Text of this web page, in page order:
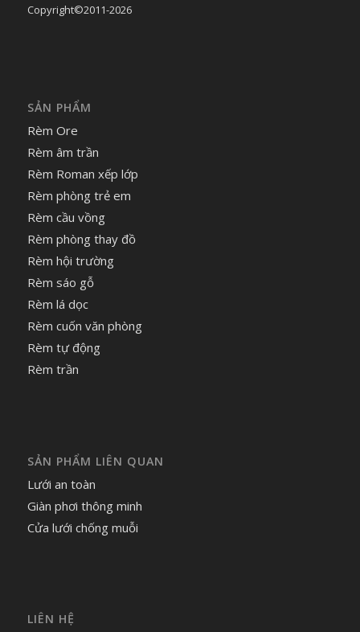
Copyright©2011-2026
SẢN PHẨM
Rèm Ore
Rèm âm trần
Rèm Roman xếp lớp
Rèm phòng trẻ em
Rèm cầu vồng
Rèm phòng thay đồ
Rèm hội trường
Rèm sáo gỗ
Rèm lá dọc
Rèm cuốn văn phòng
Rèm tự động
Rèm trần
SẢN PHẨM LIÊN QUAN
Lưới an toàn
Giàn phơi thông minh
Cửa lưới chống muỗi
LIÊN HỆ